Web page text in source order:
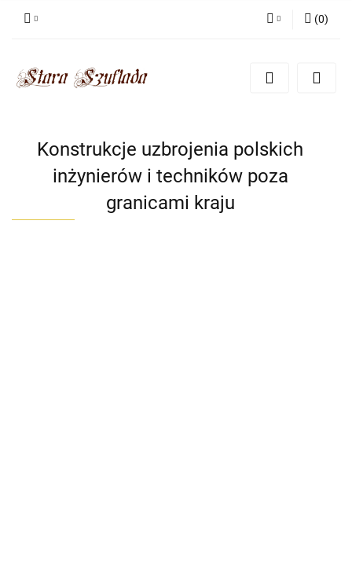
Zarejestruj się
(0)
Konstrukcje uzbrojenia polskich
inżynierów i techników poza
granicami kraju